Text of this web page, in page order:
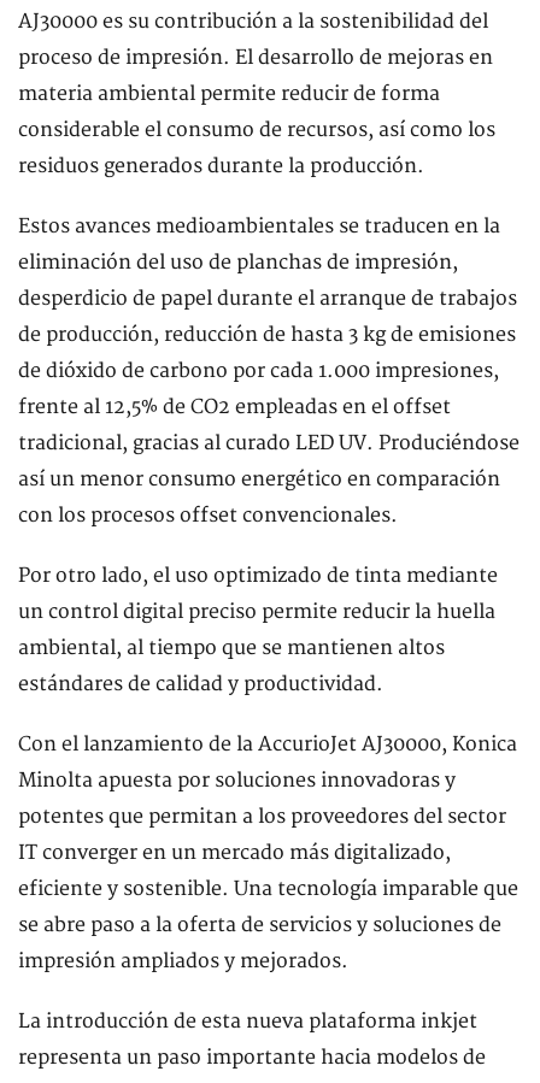
AJ30000 es su contribución a la sostenibilidad del
proceso de impresión. El desarrollo de mejoras en
materia ambiental permite reducir de forma
considerable el consumo de recursos, así como los
residuos generados durante la producción.
Estos avances medioambientales se traducen en la
eliminación del uso de planchas de impresión,
desperdicio de papel durante el arranque de trabajos
de producción, reducción de hasta 3 kg de emisiones
de dióxido de carbono por cada 1.000 impresiones,
frente al 12,5% de CO2 empleadas en el offset
tradicional, gracias al curado LED UV. Produciéndose
así un menor consumo energético en comparación
con los procesos offset convencionales.
Por otro lado, el uso optimizado de tinta mediante
un control digital preciso permite reducir la huella
ambiental, al tiempo que se mantienen altos
estándares de calidad y productividad.
Con el lanzamiento de la AccurioJet AJ30000, Konica
Minolta apuesta por soluciones innovadoras y
potentes que permitan a los proveedores del sector
IT converger en un mercado más digitalizado,
eficiente y sostenible. Una tecnología imparable que
se abre paso a la oferta de servicios y soluciones de
impresión ampliados y mejorados.
La introducción de esta nueva plataforma inkjet
representa un paso importante hacia modelos de